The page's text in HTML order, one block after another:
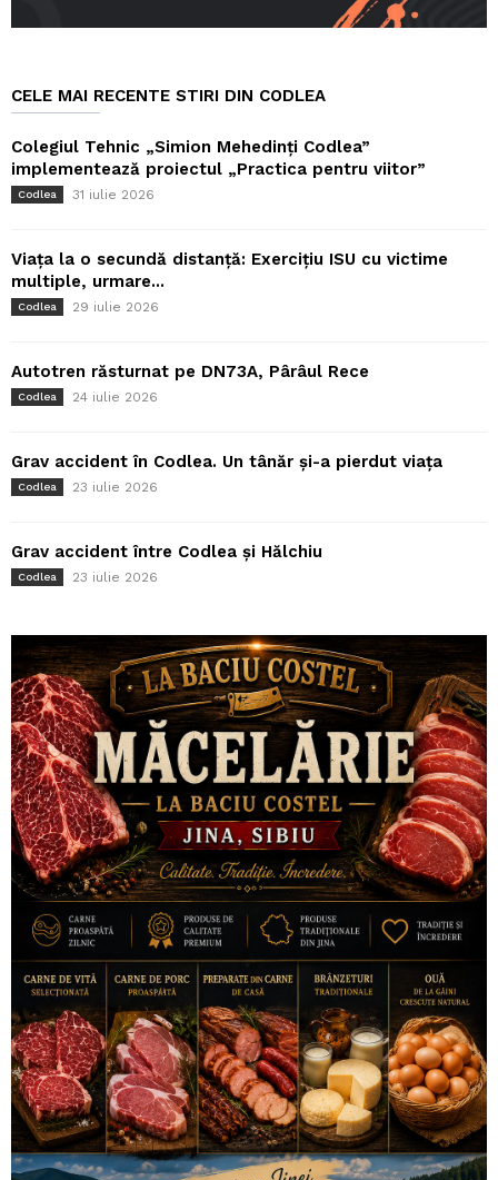
CELE MAI RECENTE STIRI DIN CODLEA
Colegiul Tehnic „Simion Mehedinți Codlea”
implementează proiectul „Practica pentru viitor”
Codlea 31 iulie 2026
Viața la o secundă distanță: Exercițiu ISU cu victime
multiple, urmare...
Codlea 29 iulie 2026
Autotren răsturnat pe DN73A, Pârâul Rece
Codlea 24 iulie 2026
Grav accident în Codlea. Un tânăr și-a pierdut viața
Codlea 23 iulie 2026
Grav accident între Codlea și Hălchiu
Codlea 23 iulie 2026